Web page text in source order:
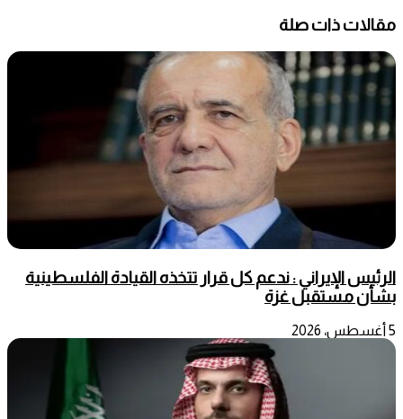
مقالات ذات صلة
الرئيس الإيراني : ندعم كل قرار تتخذه القيادة الفلسطينية
بشأن مستقبل غزة
5 أغسطس، 2026